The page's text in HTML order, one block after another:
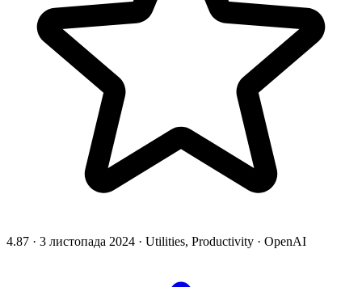
4.87 · 3 листопада 2024 · Utilities, Productivity · OpenAI